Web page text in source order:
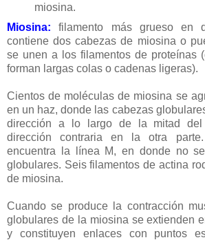
miosina.
Miosina:
filamento más grueso en
contiene dos cabezas de miosina o
se unen a los filamentos de proteínas
forman largas colas o cadenas ligeras).
Cientos de moléculas de miosina se
en un haz, donde las cabezas
dirección a lo largo de la mitad
dirección contraria en la otra
encuentra la línea M, en donde no
globulares. Seis filamentos de actina
de miosina.
Cuando se produce la contracción
globulares de la miosina se extienden
y constituyen enlaces con puntos